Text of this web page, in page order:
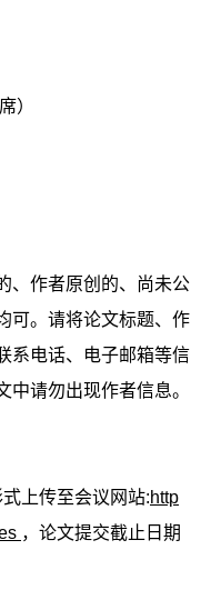
）
、作者原创的、尚未公
可。请将论文标题、作
系电话、电子邮箱等信
请勿出现作者信息。
上传至会议网站:http
，论文提交截止日期